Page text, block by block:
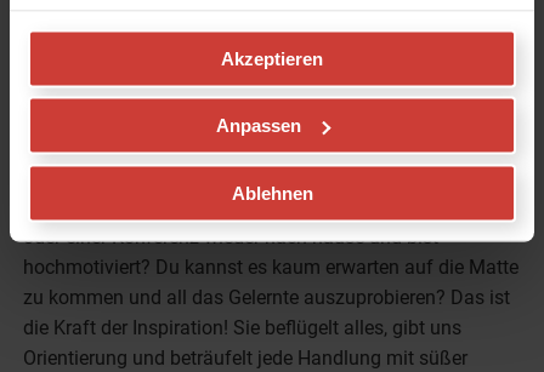
Akzeptieren
Anpassen
Ablehnen
die Sprünge. Wenn nicht, auch nicht schlimm, dann
versuche Dir Inspiration von außen zu holen.
6. Inspiration ist der Schlüssel zu allem
(Wohin?)
Kennst Du das, Du kommst von einem Yoga-Workshop
oder einer Konferenz wieder nach hause und bist
hochmotiviert? Du kannst es kaum erwarten auf die Matte
zu kommen und all das Gelernte auszuprobieren? Das ist
die Kraft der Inspiration! Sie beflügelt alles, gibt uns
Orientierung und beträufelt jede Handlung mit süßer